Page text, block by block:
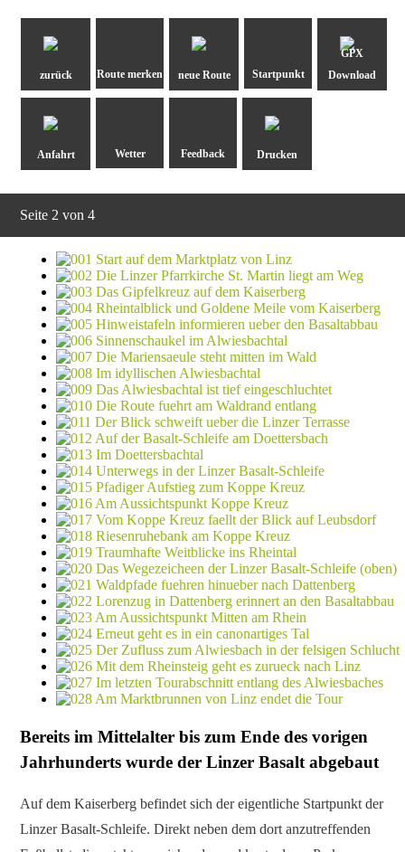
zurück neue Route
GPX
Download
Anfahrt Drucken
Seite 2 von 4
Bereits im Mittelalter bis zum Ende des vorigen
Jahrhunderts wurde der Linzer Basalt abgebaut
Auf dem Kaiserberg befindet sich der eigentliche Startpunkt der
Linzer Basalt-Schleife. Direkt neben dem dort anzutreffenden